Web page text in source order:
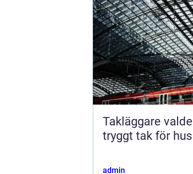
Takläggare
tryggt tak för
admin